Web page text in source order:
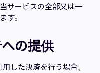
サービスの全部又は一
す。
の提供
した決済を行う場合、